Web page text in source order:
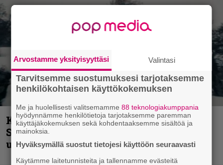
Kunnianosoitus hyiselle Pohjolalle –
Shining hyppäsi keskelle kinoksia
uudella videollaan
Arvostamme yksityisyyttäsi Valintasi
Tarvitsemme suostumuksesi tarjotaksemme
henkilökohtaisen käyttökokemuksen
Me ja huolellisesti valitsemamme88 teknologiakumppania
hyödynnämme henkilötietoja tarjotaksemme paremman
käyttäjäkokemuksen sekä kohdentaaksemme sisältöä ja
mainoksia.
Hyväksymällä suostut tietojesi käyttöön seuraavasti
Käytämme laitetunnisteita ja tallennamme evästeitä